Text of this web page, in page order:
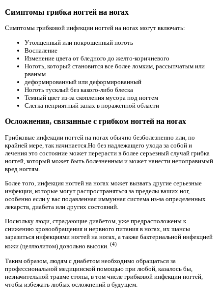
Симптомы грибка ногтей на ногах
Симптомы грибковой инфекции ногтей на ногах могут включать:
Утолщенный или покрошенный ноготь
Воспаление
Изменение цвета от бледного до желто-коричневого
Ноготь, который становится все более ломким, рассыпчатым или
рваным
деформированный или деформированный
Ноготь тусклый без какого-либо блеска
Темный цвет из-за скопления мусора под ногтем
Слегка неприятный запах в пораженной области
Осложнения, связанные с грибком ногтей на ногах
Грибковые инфекции ногтей на ногах обычно безболезненно или, по
крайней мере, так начинается.Но без надлежащего ухода за собой и
лечения это состояние может перерасти в более серьезный случай грибка
ногтей, который может быть болезненным и может нанести непоправимый
вред ногтям.
Более того, инфекция ногтей на ногах может вызвать другие серьезные
инфекции, которые могут распространяться за пределы ваших ног,
особенно если у вас подавленная иммунная система из-за определенных
лекарств, диабета или других состояний.
Поскольку люди, страдающие диабетом, уже предрасположены к
снижению кровообращения и нервного питания в ногах, их шансы
заразиться инфекциями ногтей на ногах, а также бактериальной инфекцией
кожи (целлюлитом) довольно высоки. (4)
Таким образом, людям с диабетом необходимо обращаться за
профессиональной медицинской помощью при любой, казалось бы,
незначительной травме стопы, в том числе грибковой инфекции ногтей,
чтобы избежать любых осложнений в будущем.